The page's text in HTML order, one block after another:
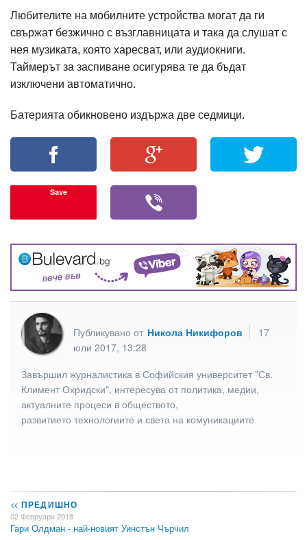
Любителите на мобилните устройства могат да ги
свържат безжично с възглавницата и така да слушат с
нея музиката, която харесват, или аудиокниги.
Таймерът за заспиване осигурява те да бъдат
изключени автоматично.
Батерията обикновено издържа две седмици.
Save
Публикувано от Никола Никифоров
17
юли 2017, 13:28
Завършил журналистика в Софийския университет "Св.
Климент Охридски", интересува от политика, медии,
актуалните процеси в обществото,
развитието технологиите и света на комуникациите
<< ПРЕДИШНО
02 Февруари 2018
Гари Олдман - най-новият Уинстън Чърчил